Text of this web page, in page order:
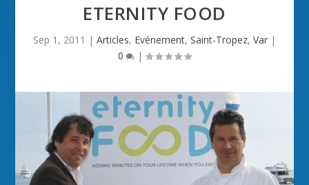
ETERNITY FOOD
Sep 1, 2011 | Articles, Evénement, Saint-Tropez, Var |
0
|